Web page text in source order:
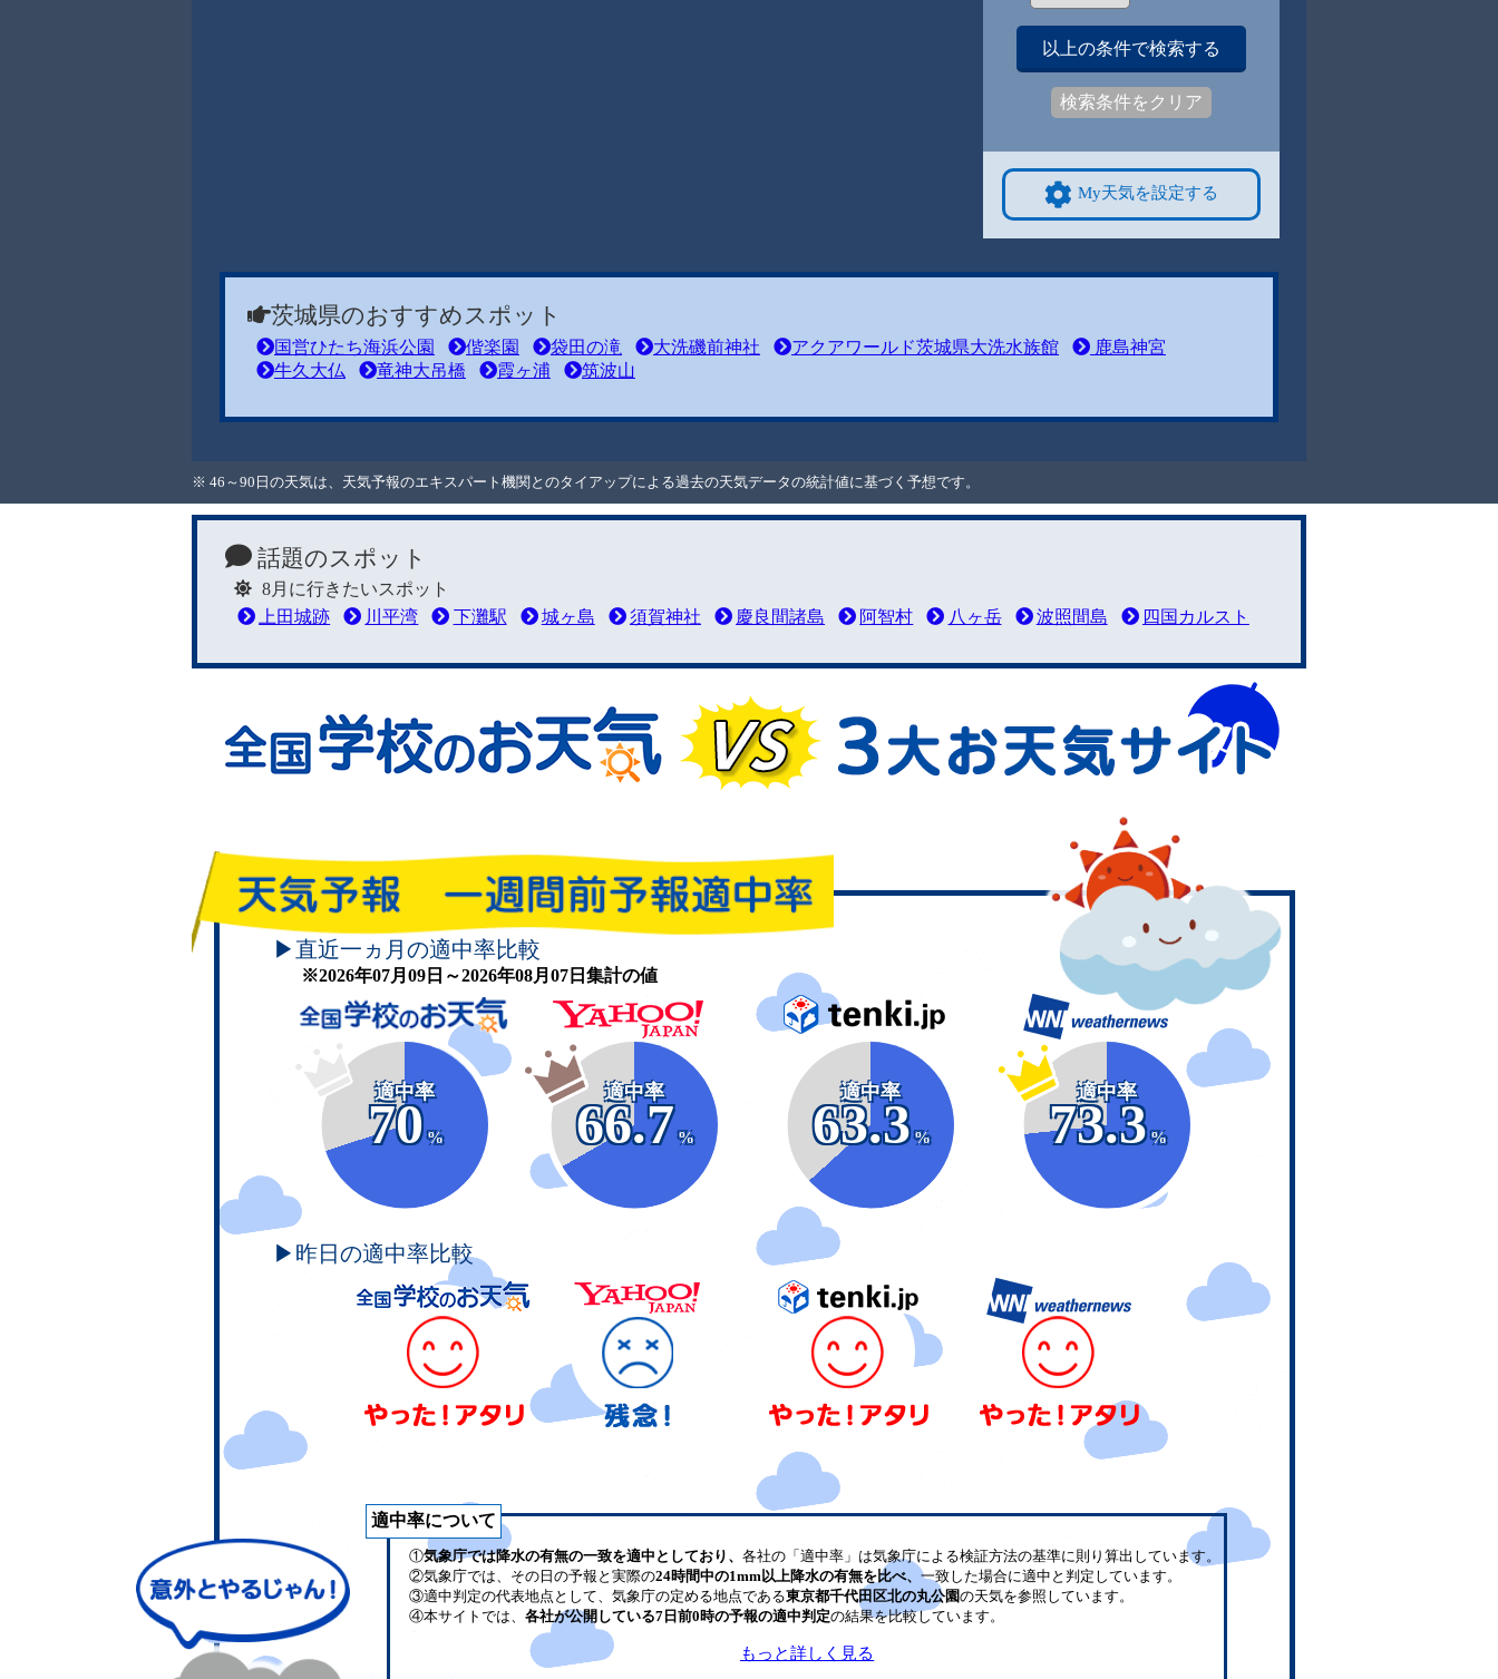
以上の条件で検索する
検索条件をクリア
My天気を設定する
茨城県のおすすめスポット
国営ひたち海浜公園 偕楽園 袋田の滝 大洗磯前神社 アクアワールド茨城県大洗水族館
鹿島神宮
牛久大仏
竜神大吊橋 霞ヶ浦 筑波山
※ 46～90日の天気は、天気予報のエキスパート機関とのタイアップによる過去の天気データの統計値に基づく予想です。
話題のスポット
8月に行きたいスポット
上田城跡
川平湾 下灘駅 城ヶ島 須賀神社 慶良間諸島 阿智村 八ヶ岳 波照間島 四国カルスト
▶直近一ヵ月の適中率比較
※2026年07月09日～2026年08月07日集計の値
適中率
70
%
適中率
66.7
%
適中率
63.3
%
適中率
73.3
%
▶昨日の適中率比較
適中率について
①気象庁では降水の有無の一致を適中としており、 各社の「適中率」は気象庁による検証方法の基準に則り算出しています。
②気象庁では、その日の予報と実際の24時間中の1mm以上降水の有無を比べ、 一致した場合に適中と判定しています。
③適中判定の代表地点として、気象庁の定める地点である東京都千代田区北の丸公園の天気を参照しています。
④本サイトでは、 各社が公開している7日前0時の予報の適中判定の結果を比較しています。
もっと詳しく見る